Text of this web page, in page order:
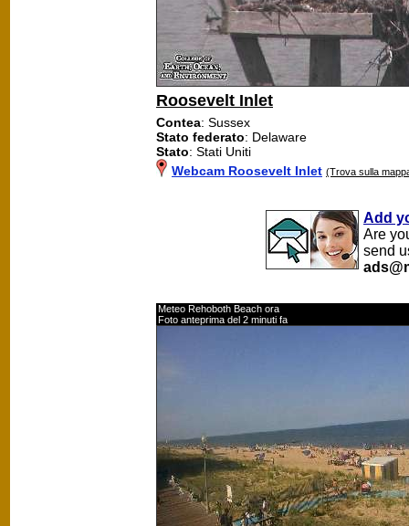
Roosevelt Inlet
Contea: Sussex
Stato federato: Delaware
Stato: Stati Uniti
Webcam Roosevelt Inlet (Trova sulla
Add
Are
send
Meteo Rehoboth Beach ora
Foto anteprima del 2 minuti fa